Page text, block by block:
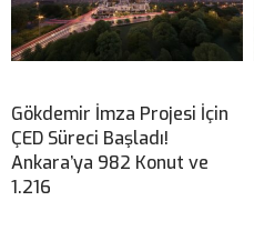
Gökdemir İmza Projesi İçin
ÇED Süreci Başladı!
Ankara’ya 982 Konut ve
1.216